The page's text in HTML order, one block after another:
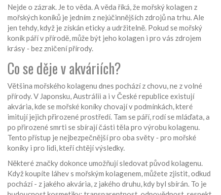
Nejde o zázrak. Je to věda. A věda říká, že mořský kolagen z
mořských koníků je jedním z nejúčinnějších zdrojů na trhu. Ale
jen tehdy, když je získán eticky a udržitelně. Pokud se mořský
koník páří v přírodě, může být jeho kolagen i pro vás zdrojem
krásy - bez zničení přírody.
Co se děje v akváriích?
Většina mořského kolagenu dnes pochází z chovu, ne z volné
přírody. V Japonsku, Austrálii a i v České republice existují
akvária, kde se mořské koníky chovají v podmínkách, které
imitují jejich přirozené prostředí. Tam se páří, rodí se mláďata, a
po přirozené smrti se sbírají části těla pro výrobu kolagenu.
Tento přístup je nejbezpečnější pro oba světy - pro mořské
koníky i pro lidi, kteří chtějí výsledky.
Některé značky dokonce umožňují sledovat původ kolagenu.
Když koupíte láhev s mořským kolagenem, můžete zjistit, odkud
pochází - z jakého akvária, z jakého druhu, kdy byl sbírán. To je